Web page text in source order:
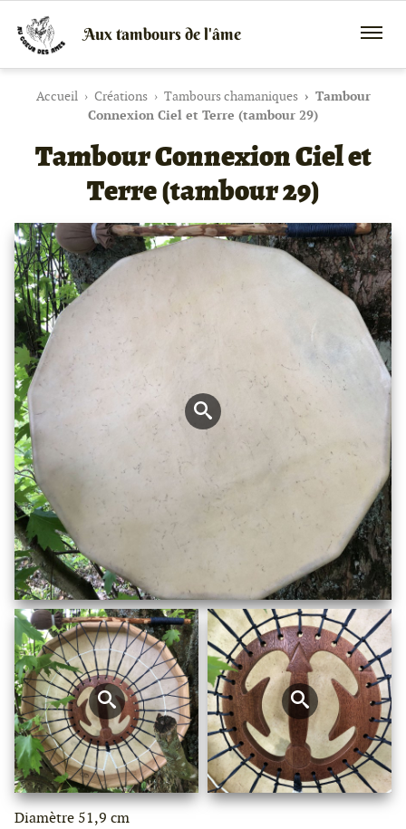
Aux tambours de l'âme
de
chamaniques,
de
peaux
et
bois
et
peintures
canalisées,
soins
énergétiques,
stages
Accueil Créations Tambours chamaniques
Tambour
Connexion Ciel et Terre (tambour 29)
Tambour Connexion Ciel et
Terre (tambour 29)
Diamètre 51,9 cm